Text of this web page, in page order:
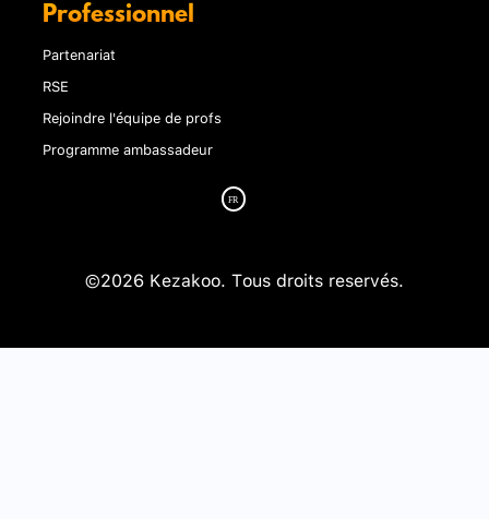
Professionnel
Partenariat
RSE
Rejoindre l'équipe de profs
Programme ambassadeur
©2026 Kezakoo. Tous droits reservés.